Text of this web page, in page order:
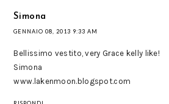
Simona
GENNAIO 08, 2013 9:33 AM
Bellissimo vestito, very Grace kelly like!
Simona
www.lakenmoon.blogspot.com